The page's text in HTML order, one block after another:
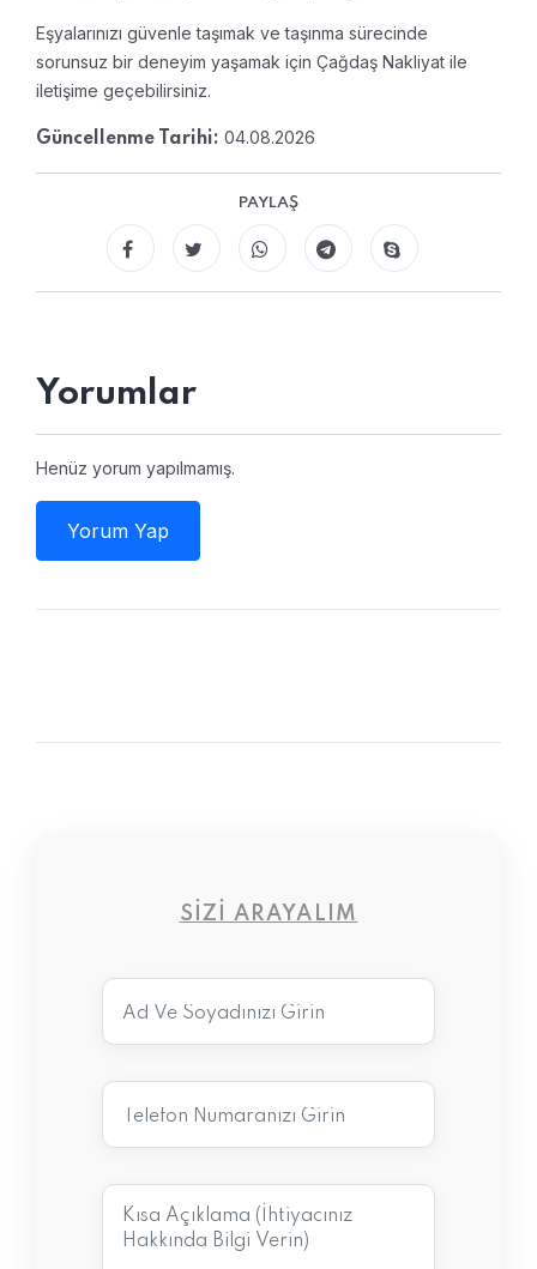
Eşyalarınızı güvenle taşımak ve taşınma sürecinde
sorunsuz bir deneyim yaşamak için Çağdaş Nakliyat ile
iletişime geçebilirsiniz.
Güncellenme Tarihi: 04.08.2026
PAYLAŞ
Yorumlar
Henüz yorum yapılmamış.
Yorum Yap
SIZI ARAYALIM